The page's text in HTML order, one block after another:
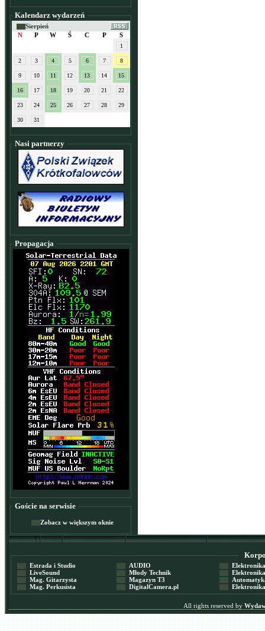
Kalendarz wydarzeń
Sierpień
N
P W Ś C P S
1
2 3 4 5 6 7 8
9 10 11 12 13 14 15
16 17 18 19 20 21 22
23 24 25 26 27 28 29
30 31
Nasi partnerzy
Propagacja
Goście na serwisie
Zobacz w większym oknie
Estrada i Studio
LiveSound
Mag. Gitarzysta
Mag. Perkusista
AUDIO
Młody Technik
Magazyn T3
DigitalCamera.pl
Elektronika
Elektronika
Automatyka
Elektronika
All rights reserved by